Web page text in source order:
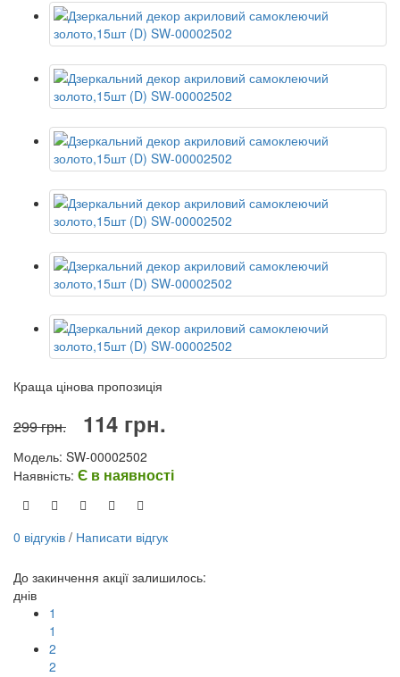
Краща цінова пропозиція
299 грн. 114 грн.
Модель: SW-00002502
Наявність: Є в наявності
0 відгуків / Написати відгук
До закинчення акції залишилось:
днів
1
1
2
2